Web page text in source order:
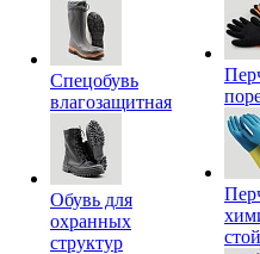
Спецобувь
влагозащитная
Обувь для
охранных
структур